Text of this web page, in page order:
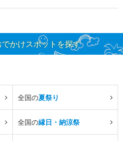
かけスポットを探す
全国の夏祭り
全国の縁日・納涼祭